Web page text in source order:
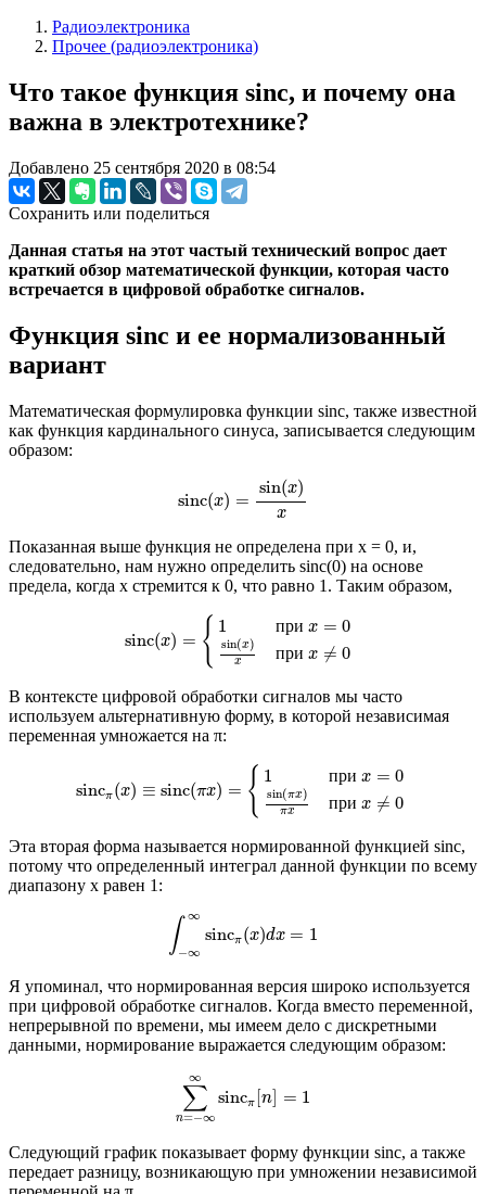
Радиоэлектроника
Прочее (радиоэлектроника)
Что такое функция sinc, и почему она
важна в электротехнике?
Добавлено 25 сентября 2020 в 08:54
Сохранить или поделиться
Данная статья на этот частый технический вопрос дает
краткий обзор математической функции, которая часто
встречается в цифровой обработке сигналов.
Функция sinc и ее нормализованный
вариант
Математическая формулировка функции sinc, также известной
как функция кардинального синуса, записывается следующим
образом:
sinc(x) =
sin(x)
x
( )x
Показанная выше функция не определена при x = 0, и,
следовательно, нам нужно определить sinc(0) на основе
предела, когда x стремится к 0, что равно 1. Таким образом,
sinc(x) = { 1 при x = 0
sin(x)
x при x ≠ 0
при
В контексте цифровой обработки сигналов мы часто
используем альтернативную форму, в которой независимая
переменная умножается на π:
sincπ(x) ≡ sinc(πx) = { 1 при x = 0
sin(πx)
πx при x ≠ 0
приx
Эта вторая форма называется нормированной функцией sinc,
потому что определенный интеграл данной функции по всему
диапазону x равен 1:
∫
∞
−∞
sincπ(x)dx = 1
∫−∞
Я упоминал, что нормированная версия широко используется
при цифровой обработке сигналов. Когда вместо переменной,
непрерывной по времени, мы имеем дело с дискретными
данными, нормирование выражается следующим образом:
∞
∑
n=−∞
sincπ [n = 1
n=
Следующий график показывает форму функции sinc, а также
передает разницу, возникающую при умножении независимой